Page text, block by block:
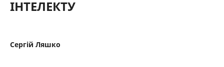
ІНТЕЛЕКТУ
Сергій Ляшко